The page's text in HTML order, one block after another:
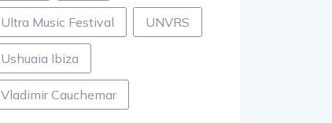
Ultra Music Festival UNVRS
Ushuaia Ibiza
Vladimir Cauchemar